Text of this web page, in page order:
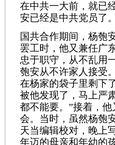
在中共一大前，就已
安已经是中共党员了。
国共合作期间，杨匏
罢工时，他又兼任广
忠于职守，从不乱用
匏安从不许家人接受
在杨家的袋子里剩下
被他发现了，马上严
都不能要。”接着，
会。当时，虽然杨匏
天当编辑校对，晚上
年迈的母亲和年幼的